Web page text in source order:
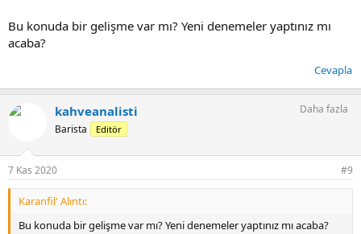
tekrar devam etmeye çalıştım. 12 Dk sürdü ilk denemem bu
noktada %12'lik bir kayıp oldu rutubetten. renk olarak nerdeyse
çıktıktan sonra ciddi bir değişim oldu. Chafflar çoğu Actifry'ın fanı
sayesinde alt tabana gitmişti ancak yine de üzerinde yapışanlar
vardı onlarıda eleyerek temizledim sonrada ayıklamaya gittim. Dün
ilk defa bir Türk kahvesi demledim ancak istediğim tadı alamadım
zaten berbat bir Rio Minas kahvesi ama yine de biraz aroma
bekliyordum ama o da yoktu. Dengesiz kavurmanın sonucu sanırım
ancak elimde birGuatemala
deneyip göreceğim bakalım nasıl olacak.
Altta çektiğim videolar var. Bu konu üzerinde çalışmalar yaptıkça
bilgiler aktarmaya devam edeceğim.
Bu konuda bir gelişme var mı? Yeni denemeler yaptınız mı
acaba?
Cevapla
kahveanalisti
Barista Editör
Daha fazla
7 Kas 2020 #9
Karanfil' Alıntı:
Bu konuda bir gelişme var mı? Yeni denemeler yaptınız mı acaba?